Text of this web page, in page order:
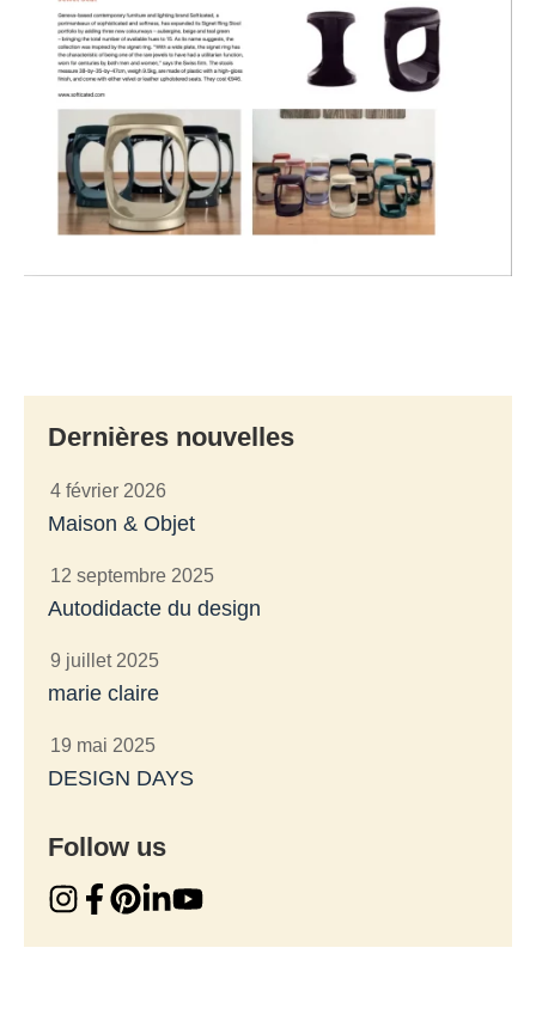
Dernières nouvelles
4 février 2026
Maison & Objet
12 septembre 2025
Autodidacte du design
9 juillet 2025
marie claire
19 mai 2025
DESIGN DAYS
Follow us